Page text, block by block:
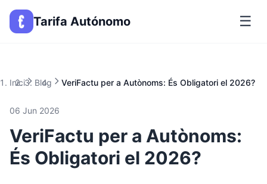
Tarifa Autónomo ☰
Inici Blog VeriFactu per a Autònoms: És Obligatori el 2026?
06 Jun 2026
VeriFactu per a Autònoms:
És Obligatori el 2026?